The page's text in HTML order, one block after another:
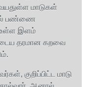
மாடுகள்
பண்ணை
உள்ள இளம்
தரமான கறவை
குறிப்பிட்ட மாடு